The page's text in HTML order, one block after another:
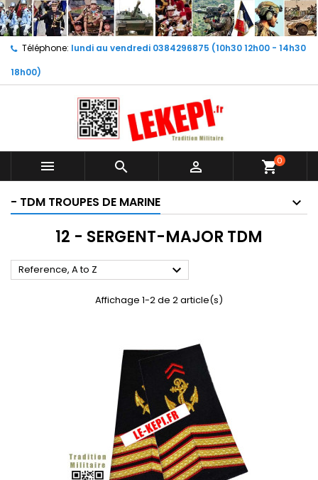
Téléphone: lundi au vendredi 0384296875 (10h30 12h00 - 14h30
18h00)
   shopping_cart0
- TDM TROUPES DE MARINE
12 - SERGENT-MAJOR TDM
Reference, A to Z 
Affichage 1-2 de 2 article(s)